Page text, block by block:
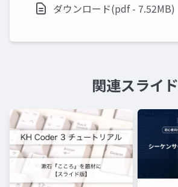
ダウンロード(pdf - 7.52MB)
関連スライド